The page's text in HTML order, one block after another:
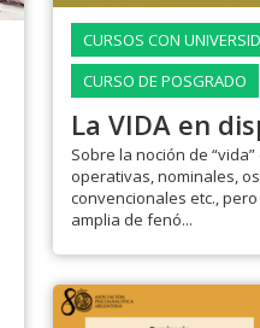
CURSOS CON
CURSO DE POSGRADO
La VIDA en
Sobre la noción de
operativas, nominales,
convencionales etc.,
amplia de fenó...